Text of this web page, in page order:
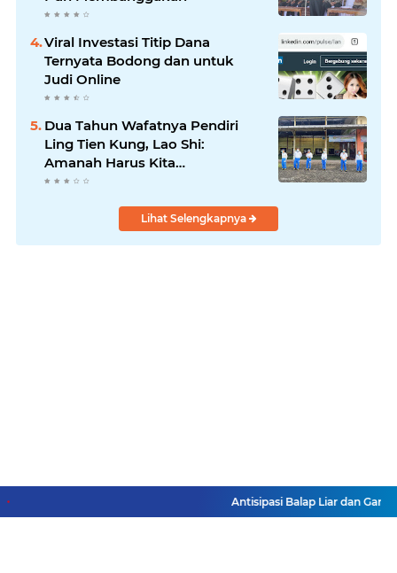
Viral Investasi Titip Dana
Ternyata Bodong dan untuk
Judi Online
Dua Tahun Wafatnya Pendiri
Ling Tien Kung, Lao Shi:
Amanah Harus Kita
Laksanakan!
Lihat Selengkapnya
Antisipasi Balap Liar dan